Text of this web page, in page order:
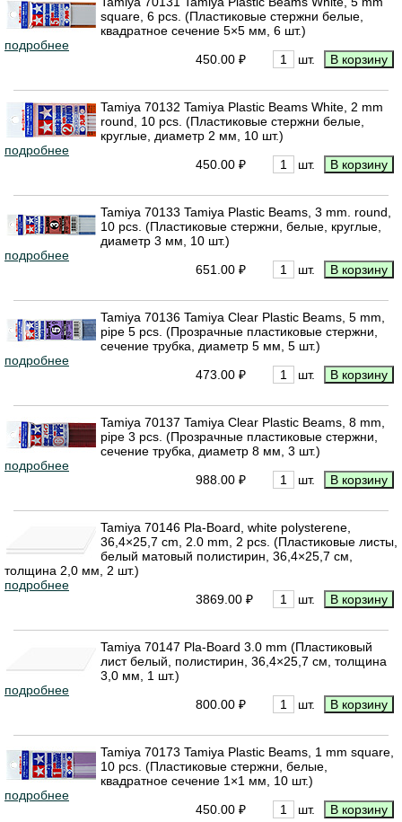
square, 6 pcs. (Пластиковые стержни белые,
квадратное сечение 5×5 мм, 6 шт.)
подробнее
450.00 ₽
шт.
Tamiya 70132 Tamiya Plastic Beams White, 2 mm
round, 10 pcs. (Пластиковые стержни белые,
круглые, диаметр 2 мм, 10 шт.)
подробнее
450.00 ₽
шт.
Tamiya 70133 Tamiya Plastic Beams, 3 mm. round,
10 pcs. (Пластиковые стержни, белые, круглые,
диаметр 3 мм, 10 шт.)
подробнее
651.00 ₽
шт.
Tamiya 70136 Tamiya Clear Plastic Beams, 5 mm,
pipe 5 pcs. (Прозрачные пластиковые стержни,
сечение трубка, диаметр 5 мм, 5 шт.)
подробнее
473.00 ₽
шт.
Tamiya 70137 Tamiya Clear Plastic Beams, 8 mm,
pipe 3 pcs. (Прозрачные пластиковые стержни,
сечение трубка, диаметр 8 мм, 3 шт.)
подробнее
988.00 ₽
шт.
Tamiya 70146 Pla-Board, white polysterene,
36,4×25,7 cm, 2.0 mm, 2 pcs. (Пластиковые листы,
белый матовый полистирин, 36,4×25,7 см,
толщина 2,0 мм, 2 шт.)
подробнее
3869.00 ₽
шт.
Tamiya 70147 Pla-Board 3.0 mm (Пластиковый
лист белый, полистирин, 36,4×25,7 см, толщина
3,0 мм, 1 шт.)
подробнее
800.00 ₽
шт.
Tamiya 70173 Tamiya Plastic Beams, 1 mm square,
10 pcs. (Пластиковые стержни, белые,
квадратное сечение 1×1 мм, 10 шт.)
подробнее
450.00 ₽
шт.